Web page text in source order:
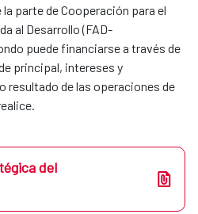
parte de Cooperación para el
al Desarrollo (FAD-
puede financiarse a través de
principal, intereses y
resultado de las operaciones de
del